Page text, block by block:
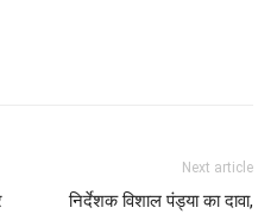
Next article
निर्देशक विशाल पंड्या का दावा,